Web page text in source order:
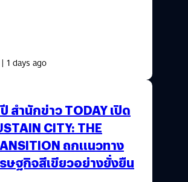
| 1 days ago
สำนักข่าว TODAY เปิด
CITY: THE
ถกแนวทาง
ษฐกิจสีเขียวอย่างยั่งยืน